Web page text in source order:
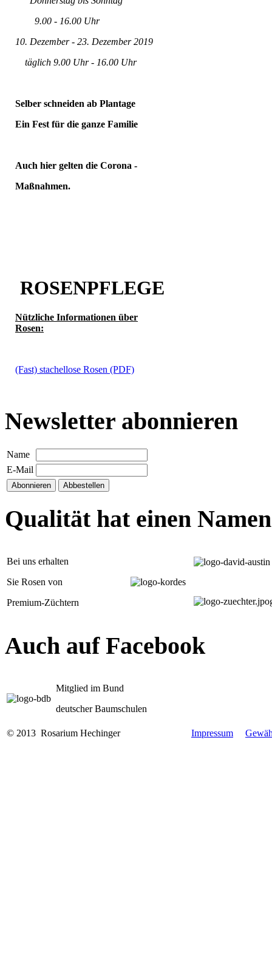
9.00 - 16.00 Uhr
10. Dezember - 23. Dezember 2019
täglich 9.00 Uhr - 16.00 Uhr
Selber schneiden ab Plantage
Ein Fest für die ganze Familie
Auch hier gelten die Corona -
Maßnahmen.
ROSENPFLEGE
Nützliche Informationen über
Rosen:
(Fast) stachellose Rosen (PDF)
Newsletter abonnieren
Name
E-Mail
Qualität hat einen Namen
Bei uns erhalten
Sie Rosen von
Premium-Züchtern
Auch auf Facebook
Mitglied im Bund
deutscher Baumschulen
© 2013 Rosarium Hechinger Impressum